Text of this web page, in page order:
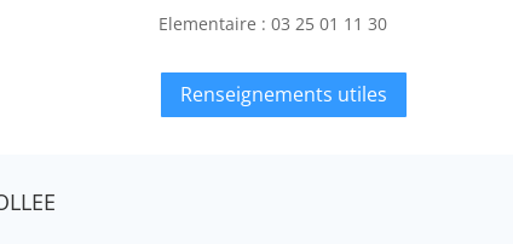
Elementaire : 03 25 01 11 30
Renseignements utiles